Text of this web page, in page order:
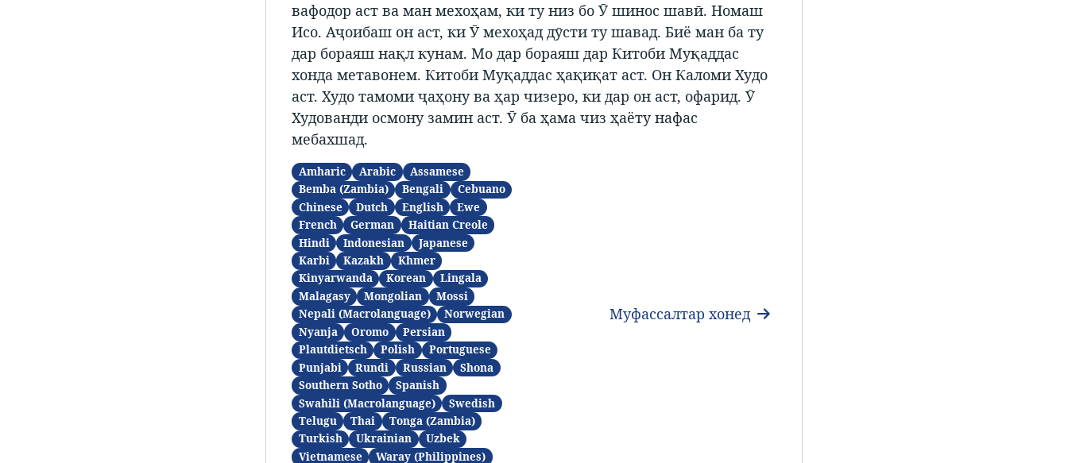
вафодор аст ва ман мехоҳам, ки ту низ бо Ӯ шинос шавӣ. Номаш
Исо. Аҷоибаш он аст, ки Ӯ мехоҳад дӯсти ту шавад. Биё ман ба ту
дар бораяш нақл кунам. Мо дар бораяш дар Китоби Муқаддас
хонда метавонем. Китоби Муқаддас ҳақиқат аст. Он Каломи Худо
аст. Худо тамоми ҷаҳону ва ҳар чизеро, ки дар он аст, офарид. Ӯ
Худованди осмону замин аст. Ӯ ба ҳама чиз ҳаёту нафас
мебахшад.
Amharic Arabic
Assamese
Bemba (Zambia)
Bengali
Cebuano
Chinese
Dutch English
Ewe
French
German
Haitian Creole
Hindi
Indonesian
Japanese
Karbi
Kazakh
Khmer
Kinyarwanda
Korean
Lingala
Malagasy
Mongolian
Mossi
Nepali (Macrolanguage)
Norwegian
Nyanja
Oromo
Persian
Plautdietsch
Polish
Portuguese
Punjabi
Rundi Russian
Shona
Southern Sotho
Spanish
Swahili (Macrolanguage)
Swedish
Telugu
Thai
Tonga (Zambia)
Turkish
Ukrainian
Uzbek
Vietnamese
Waray (Philippines)
Муфассалтар хонед